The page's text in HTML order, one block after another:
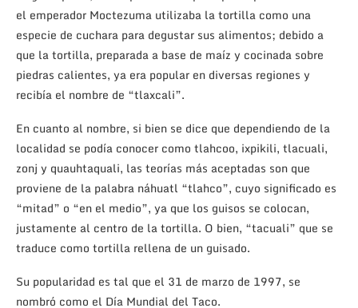
el emperador Moctezuma utilizaba la tortilla como una
especie de cuchara para degustar sus alimentos; debido a
que la tortilla, preparada a base de maíz y cocinada sobre
piedras calientes, ya era popular en diversas regiones y
recibía el nombre de “tlaxcali”.
En cuanto al nombre, si bien se dice que dependiendo de la
localidad se podía conocer como tlahcoo, ixpikili, tlacuali,
zonj y quauhtaquali, las teorías más aceptadas son que
proviene de la palabra náhuatl “tlahco”, cuyo significado es
“mitad” o “en el medio”, ya que los guisos se colocan,
justamente al centro de la tortilla. O bien, “tacuali” que se
traduce como tortilla rellena de un guisado.
Su popularidad es tal que el 31 de marzo de 1997, se
nombró como el Día Mundial del Taco.